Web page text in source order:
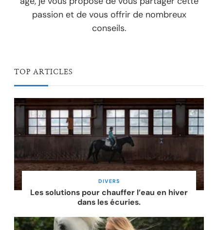
passion et de vous offrir de nombreux
conseils.
TOP ARTICLES
DIVERS
Les solutions pour chauffer l’eau en hiver
dans les écuries.